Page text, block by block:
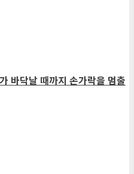
바닥날 때까지 손가락을 멈출